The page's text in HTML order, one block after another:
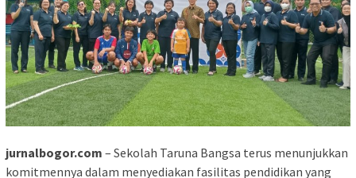
jurnalbogor.com – Sekolah Taruna Bangsa terus menunjukkan
komitmennya dalam menyediakan fasilitas pendidikan yang